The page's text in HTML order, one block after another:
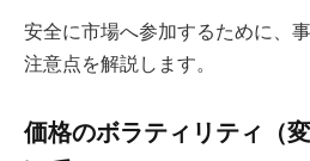
安全に市場へ参加するために、
注意点を解説します。
価格のボラティリティ（